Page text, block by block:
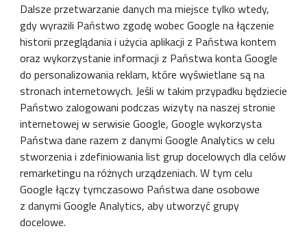
Dalsze przetwarzanie danych ma miejsce tylko wtedy,
gdy wyrazili Państwo zgodę wobec Google na łączenie
historii przeglądania i użycia aplikacji z Państwa kontem
oraz wykorzystanie informacji z Państwa konta Google
do personalizowania reklam, które wyświetlane są na
stronach internetowych. Jeśli w takim przypadku będziecie
Państwo zalogowani podczas wizyty na naszej stronie
internetowej w serwisie Google, Google wykorzysta
Państwa dane razem z danymi Google Analytics w celu
stworzenia i zdefiniowania list grup docelowych dla celów
remarketingu na różnych urządzeniach. W tym celu
Google łączy tymczasowo Państwa dane osobowe
z danymi Google Analytics, aby utworzyć grupy
docelowe.